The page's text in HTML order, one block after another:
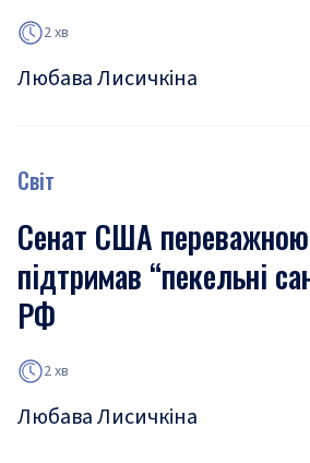
2 хв
Любава Лисичкіна
Світ
Сенат США
підтримав “пекельні
РФ
2 хв
Любава Лисичкіна